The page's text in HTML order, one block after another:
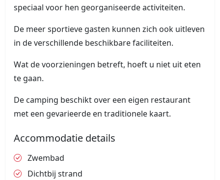
speciaal voor hen georganiseerde activiteiten.
De meer sportieve gasten kunnen zich ook uitleven
in de verschillende beschikbare faciliteiten.
Wat de voorzieningen betreft, hoeft u niet uit eten
te gaan.
De camping beschikt over een eigen restaurant
met een gevarieerde en traditionele kaart.
Accommodatie details
Zwembad
Dichtbij strand